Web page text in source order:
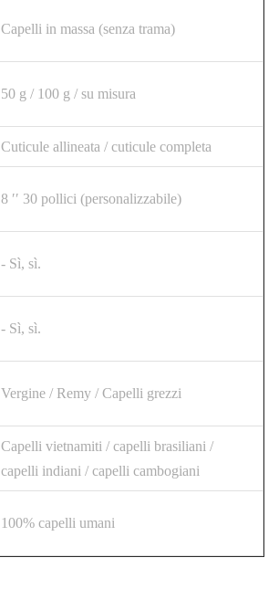
Capelli in massa (senza trama)
50 g / 100 g / su misura
Cuticule allineata / cuticule completa
8 ′′ 30 pollici (personalizzabile)
- Sì, sì.
- Sì, sì.
Vergine / Remy / Capelli grezzi
Capelli vietnamiti / capelli brasiliani /
capelli indiani / capelli cambogiani
100% capelli umani